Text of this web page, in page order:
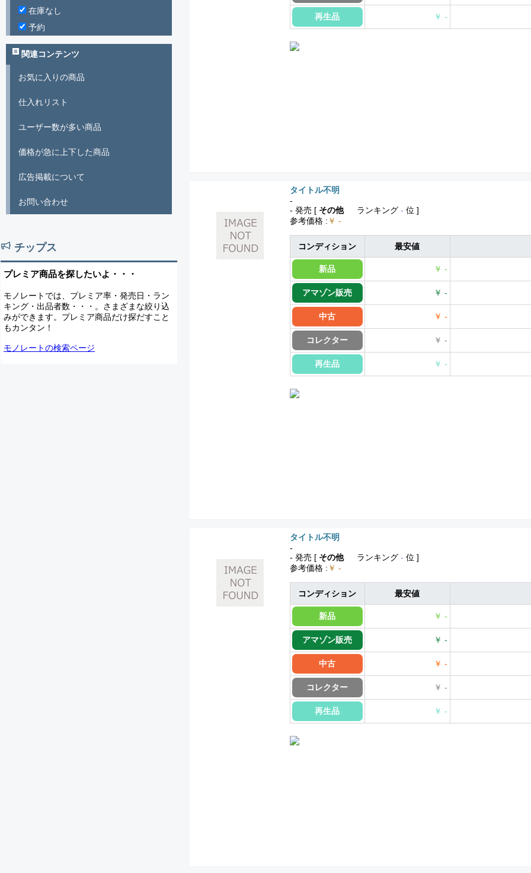
再生品 ￥ -
タイトル不明
-
- 発売 [ その他 ランキング - 位 ]
参考価格 : ￥ -
コンディション 最安値
新品 ￥ -
アマゾン販売 ￥ -
中古 ￥ -
コレクター ￥ -
再生品 ￥ -
タイトル不明
-
- 発売 [ その他 ランキング - 位 ]
参考価格 : ￥ -
コンディション 最安値
新品 ￥ -
アマゾン販売 ￥ -
中古 ￥ -
コレクター ￥ -
再生品 ￥ -
在庫なし
予約
関連コンテンツ
お気に入りの商品
仕入れリスト
ユーザー数が多い商品
価格が急に上下した商品
広告掲載について
お問い合わせ
チップス
プレミア商品を探したいよ・・・
モノレートでは、プレミア率・発売日・ラン
キング・出品者数・・・。さまざまな絞り込
みができます。プレミア商品だけ探だすこと
もカンタン！
モノレートの検索ページ